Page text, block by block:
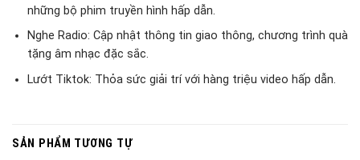
những bộ phim truyền hình hấp dẫn.
Nghe Radio: Cập nhật thông tin giao thông, chương trình quà
tặng âm nhạc đặc sắc.
Lướt Tiktok: Thỏa sức giải trí với hàng triệu video hấp dẫn.
SẢN PHẨM TƯƠNG TỰ